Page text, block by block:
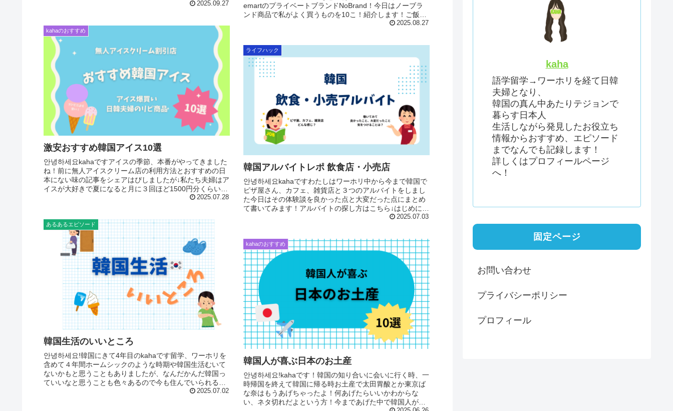
2025.09.27
emartのプライベートブランドNoBrand！今日はノーブラ
ンド商品で私がよく買うものを10こ！紹介します！ご飯系
2025.08.27
kahaのおすすめ
激安おすすめ韓国アイス10選
안녕하세요kahaですアイスの季節、本番がやってきました
ね！前に無人アイスクリーム店の利用方法とおすすめの日
本にない味の記事をシェアはぴしましたが↓私たち夫婦はア
イスが大好きで夏になると月に３回ほど1500円分くらい大
2025.07.28
ライフハック
韓国アルバイトレポ 飲食店・小売店
안녕하세요kahaですわたしはワーホリ中から今まで韓国で
ピザ屋さん、カフェ、雑貨店と３つのアルバイトをしまし
た今日はその体験談を良かった点と大変だった点にまとめ
て書いてみます！アルバイトの探し方はこちら↓はじめに確
2025.07.03
あるあるエピソード
韓国生活のいいところ
안녕하세요!韓国にきて4年目のkahaです留学、ワーホリを
含めて４年間ホームシックのような時期や韓国生活むいて
ないかもと思うこともありましたが、なんだかんだ韓国っ
ていいなと思うことも色々あるので今も住んでいられる気
2025.07.02
kahaのおすすめ
韓国人が喜ぶ日本のお土産
안녕하세요!kahaです！韓国の知り合いに会いに行く時、一
時帰国を終えて韓国に帰る時お土産で太田胃酸とか東京ば
な奈はもうあげちゃったよ！何あげたらいいかわからな
い、ネタ切れだよという方！今まであげた中で韓国人が喜
kaha
語学留学→ワーホリを経て日韓
夫婦となり、
韓国の真ん中あたりテジョンで
暮らす日本人
生活しながら発見したお役立ち
情報からおすすめ、エピソード
までなんでも記録します！
詳しくはプロフィールページ
へ！
固定ページ
お問い合わせ
プライバシーポリシー
プロフィール